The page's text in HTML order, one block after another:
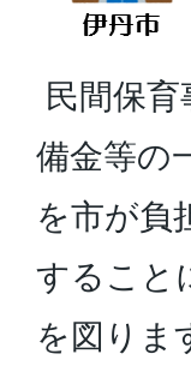
民間保
備金等の
を市が負
すること
を図りま